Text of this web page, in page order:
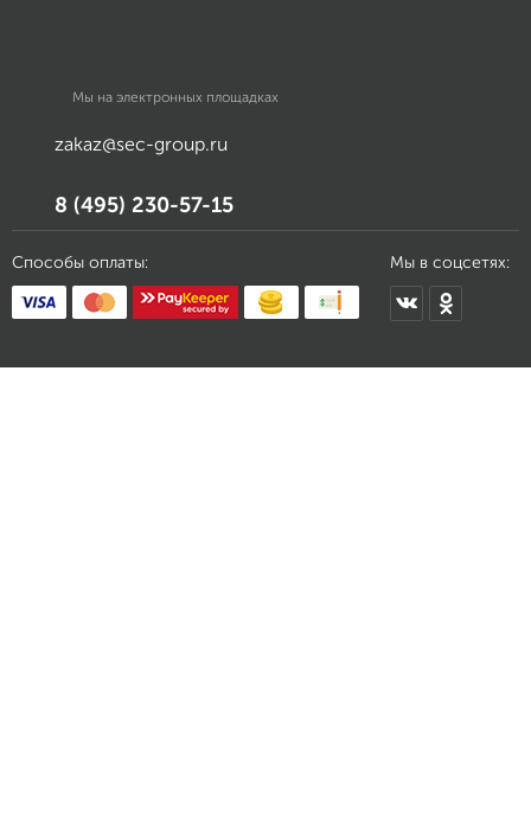
Мы на электронных площадках
zakaz@sec-group.ru
8 (495) 230-57-15
Способы оплаты: Мы в соцсетях: